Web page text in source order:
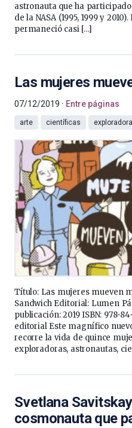
astronauta que ha
de la NASA (1995, 1999 y
permaneció casi […]
Las mujeres
07/12/2019 Entre páginas
arte científicas exploradora
Título: Las mujeres mueven
Sandwich Editorial: Lumen
publicación: 2019 ISBN: 978-
editorial Este magnífico
recorre la vida de quince
exploradoras, astronautas,
Svetlana
cosmonauta que